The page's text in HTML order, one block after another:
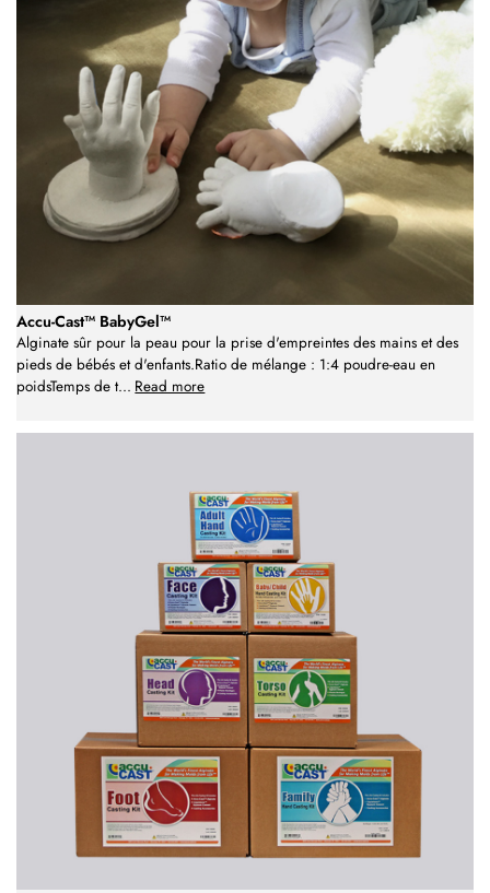
Accu-Cast™ BabyGel™
Alginate sûr pour la peau pour la prise d'empreintes des mains et des
pieds de bébés et d'enfants.Ratio de mélange : 1:4 poudre-eau en
poidsTemps de t... Read more